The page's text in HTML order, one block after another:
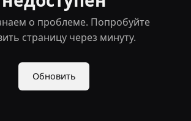
о проблеме. Попробуйте
страницу через минуту.
Обновить